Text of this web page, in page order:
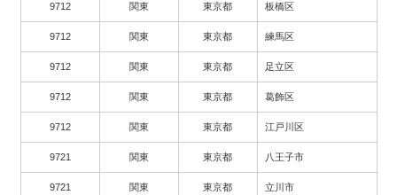
9712 関東 東京都 板橋区
9712 関東 東京都 練馬区
9712 関東 東京都 足立区
9712 関東 東京都 葛飾区
9712 関東 東京都 江戸川区
9721 関東 東京都 八王子市
9721 関東 東京都 立川市